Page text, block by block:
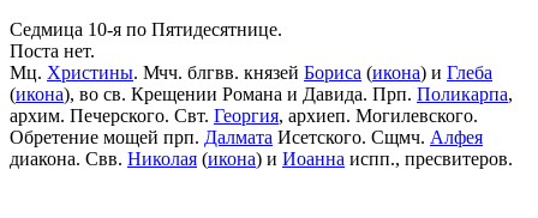
Седмица 10-я по Пятидесятнице.
Поста нет.
Мц. Христины. Мчч. блгвв. князей Бориса (икона) и Глеба
(икона), во св. Крещении Романа и Давида. Прп. Поликарпа,
архим. Печерского. Свт. Георгия, архиеп. Могилевского.
Обретение мощей прп. Далмата Исетского. Сщмч. Алфея
диакона. Свв. Николая (икона) и Иоанна испп., пресвитеров.